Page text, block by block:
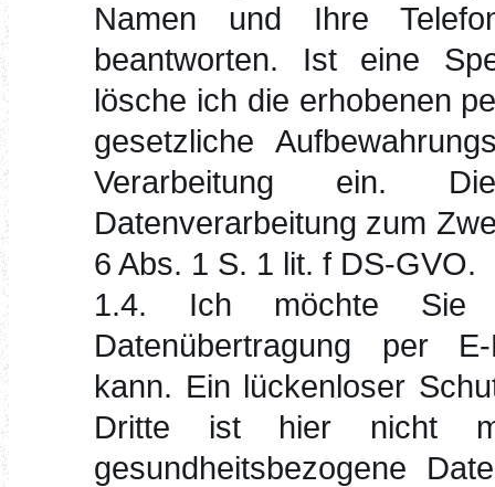
Namen und Ihre
beantworten. Ist eine
lösche ich die erhobenen
gesetzliche
Verarbeitung ein.
Datenverarbeitung zum
6 Abs. 1 S. 1 lit. f DS-GVO.
1.4. Ich möchte Sie
Datenübertragung per
kann. Ein lückenloser
Dritte ist hier nicht
gesundheitsbezogene